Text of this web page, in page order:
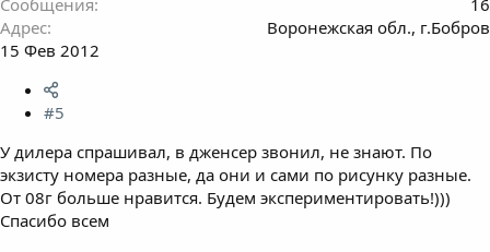
Адрес
Воронежская обл., г.Бобров
15 Фев 2012
#5
У дилера спрашивал, в дженсер звонил, не знают. По
экзисту номера разные, да они и сами по рисунку разные.
От 08г больше нравится. Будем экспериментировать!)))
Спасибо всем